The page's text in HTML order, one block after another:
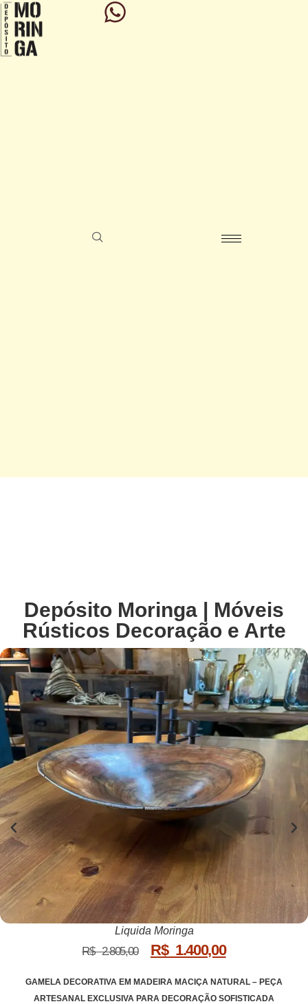
Depósito Moringa | Móveis
Rústicos Decoração e Arte
Liquida Moringa
R$2.805,00 R$1.400,00
GAMELA DECORATIVA EM MADEIRA MACIÇA NATURAL – PEÇA
ARTESANAL EXCLUSIVA PARA DECORAÇÃO SOFISTICADA